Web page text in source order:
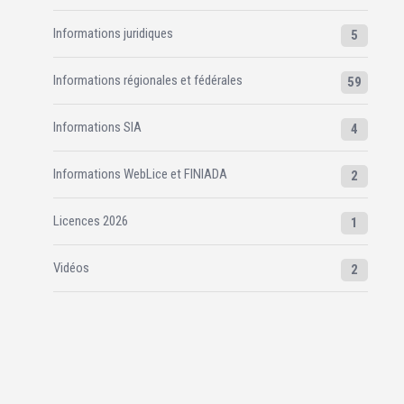
Informations juridiques 5
Informations régionales et fédérales 59
Informations SIA 4
Informations WebLice et FINIADA 2
Licences 2026 1
Vidéos 2